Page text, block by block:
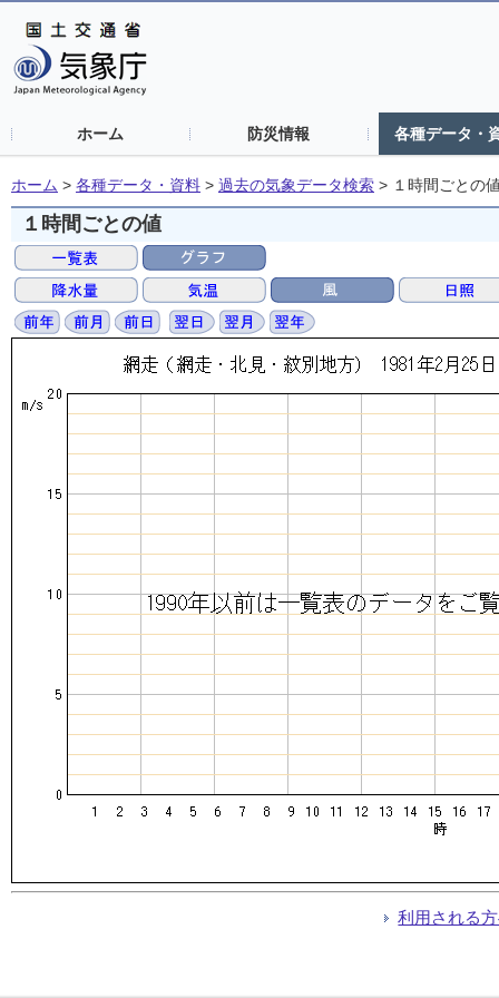
ホーム 防災情報 各種データ・
ホーム > 各種データ・資料 > 過去の気象データ検索 > １時間ごとの
１時間ごとの値
利用される